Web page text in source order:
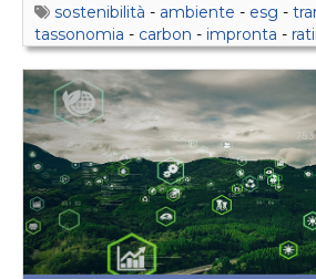
sostenibilità - ambiente - esg -
tassonomia - carbon - impronta -